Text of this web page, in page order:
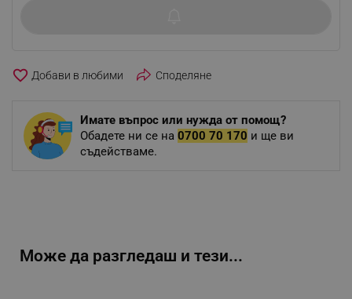
favorite_border Споделяне
Имате въпрос или нужда от помощ?
Обадете ни се на 0700 70 170 и ще ви
съдействаме.
Може да разгледаш и тези...